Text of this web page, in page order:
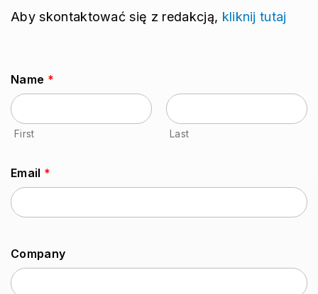
Aby skontaktować się z redakcją, kliknij tutaj
Name *
First Last
Email *
Company